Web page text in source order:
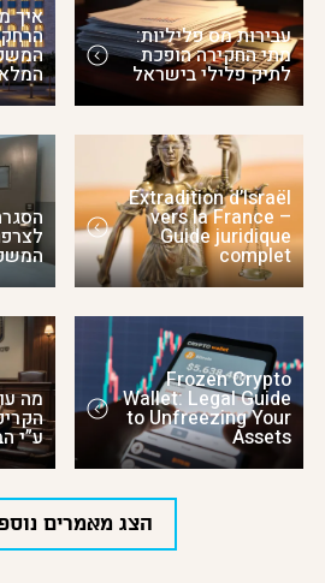
עבירות מס פליליות:
מתי החקירה הופכת
לתיק פלילי בישראל
איך
Extradition d’Israël
vers la France –
Guide juridique
complet
Frozen Crypto
Wallet: Legal Guide
to Unfreezing Your
Assets
מה
ע”י
הצג מאמרים